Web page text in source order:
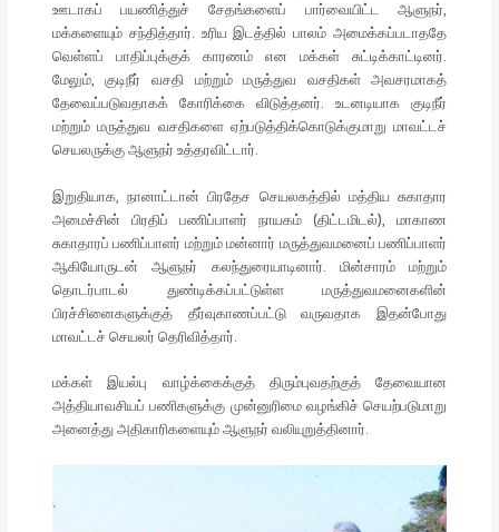
ஊடாகப் பயணித்துச் சேதங்களைப் பார்வையிட்ட ஆளுநர்,
மக்களையும் சந்தித்தார். உரிய இடத்தில் பாலம் அமைக்கப்படாததே
வெள்ளப் பாதிப்புக்குக் காரணம் என மக்கள் சுட்டிக்காட்டினர்.
மேலும், குடிநீர் வசதி மற்றும் மருத்துவ வசதிகள் அவசரமாகத்
தேவைப்படுவதாகக் கோரிக்கை விடுத்தனர். உடனடியாக குடிநீர்
மற்றும் மருத்துவ வசதிகளை ஏற்படுத்திக்கொடுக்குமாறு மாவட்டச்
செயலருக்கு ஆளுநர் உத்தரவிட்டார்.
இறுதியாக, நானாட்டான் பிரதேச செயலகத்தில் மத்திய சுகாதார
அமைச்சின் பிரதிப் பணிப்பாளர் நாயகம் (திட்டமிடல்), மாகாண
சுகாதாரப் பணிப்பாளர் மற்றும் மன்னார் மருத்துவமனைப் பணிப்பாளர்
ஆகியோருடன் ஆளுநர் கலந்துரையாடினார். மின்சாரம் மற்றும்
தொடர்பாடல் துண்டிக்கப்பட்டுள்ள மருத்துவமனைகளின்
பிரச்சினைகளுக்குத் தீர்வுகாணப்பட்டு வருவதாக இதன்போது
மாவட்டச் செயலர் தெரிவித்தார்.
மக்கள் இயல்பு வாழ்க்கைக்குத் திரும்புவதற்குத் தேவையான
அத்தியாவசியப் பணிகளுக்கு முன்னுரிமை வழங்கிச் செயற்படுமாறு
அனைத்து அதிகாரிகளையும் ஆளுநர் வலியுறுத்தினார்.